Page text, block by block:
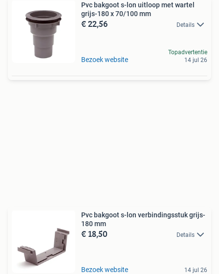
Pvc bakgoot s-lon uitloop met wartel
grijs-180 x 70/100 mm
€ 22,56 Details
Bezoek website
Topadvertentie
14 jul 26
Pvc bakgoot s-lon verbindingsstuk grijs-
180 mm
€ 18,50 Details
Bezoek website 14 jul 26